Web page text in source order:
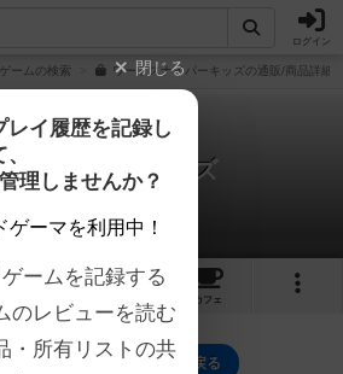
ログイン
ームの検索 ワードスナイパーキッズの通販/商品詳細
ナイパー・キッズ
0件の戦略やコツ
6
カフェ
イパー・キッズのトップに戻る
閉じる
イ履歴を記録し
理しませんか？
ゲーマを利用中！
ームを記録する
のレビューを読む
・所有リストの共